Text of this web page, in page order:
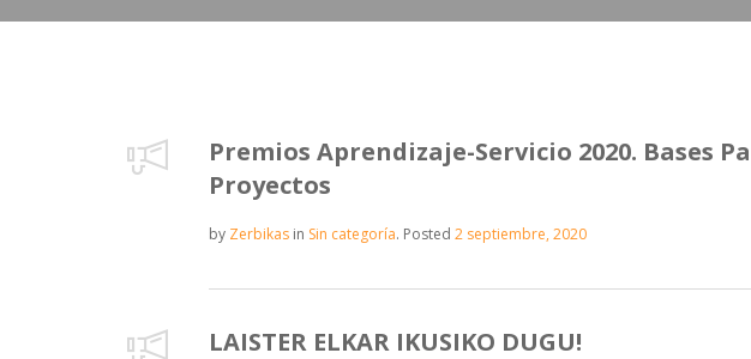
Premios Aprendizaje-Servicio 2020. Bases
Proyectos
by Zerbikas in Sin categoría. Posted 2 septiembre, 2020
LAISTER ELKAR IKUSIKO DUGU!